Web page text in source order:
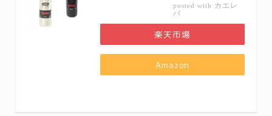
posted with カエレ
バ
楽天市場
Amazon